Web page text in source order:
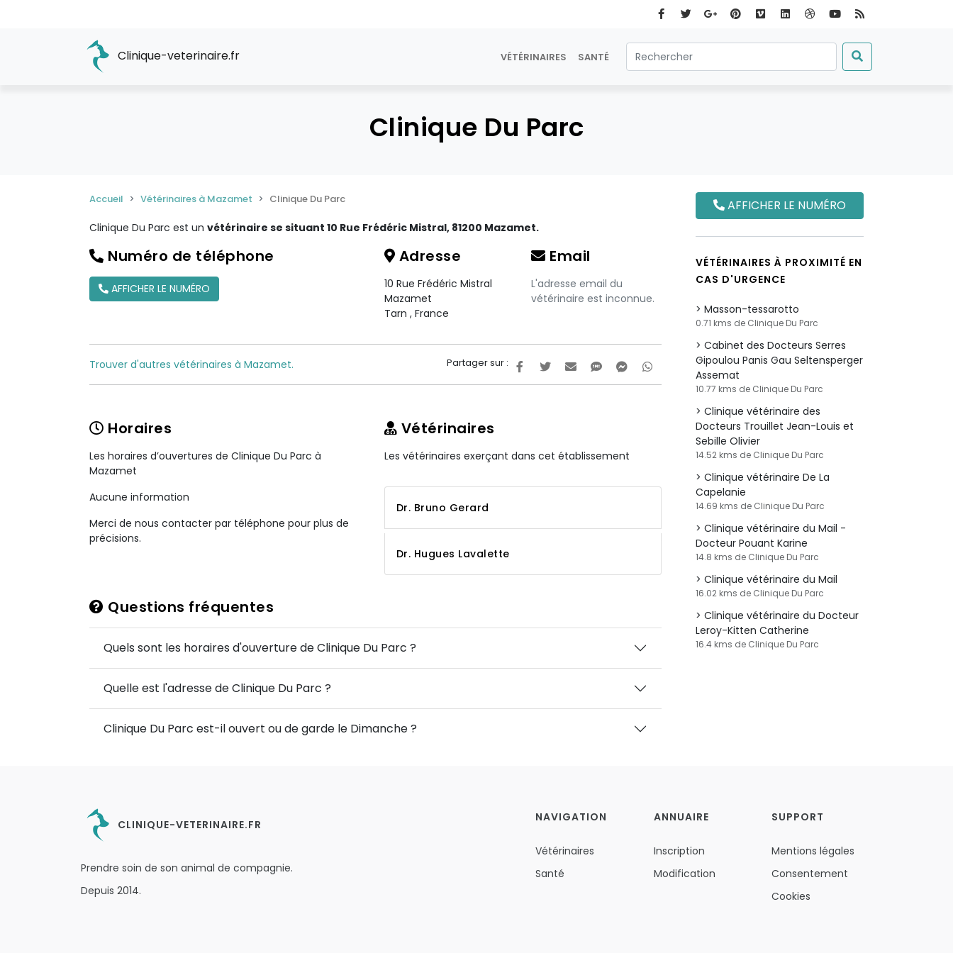
Clinique-veterinaire.fr VÉTÉRINAIRES SANTÉ
Clinique Du Parc
Accueil Vétérinaires à Mazamet Clinique Du Parc
Clinique Du Parc est un vétérinaire se situant 10 Rue Frédéric Mistral, 81200 Mazamet.
Numéro de téléphone
AFFICHER LE NUMÉRO
Adresse
10 Rue Frédéric Mistral
Mazamet
Tarn , France
Email
L'adresse email du
vétérinaire est inconnue.
Partager sur :
Trouver d'autres vétérinaires à Mazamet.
Horaires
Les horaires d’ouvertures de Clinique Du Parc à
Mazamet
Aucune information
Merci de nous contacter par téléphone pour plus de
précisions.
Vétérinaires
Les vétérinaires exerçant dans cet établissement
Dr. Bruno Gerard
Dr. Hugues Lavalette
Questions fréquentes
Quels sont les horaires d'ouverture de Clinique Du Parc ?
Quelle est l'adresse de Clinique Du Parc ?
Clinique Du Parc est-il ouvert ou de garde le Dimanche ?
AFFICHER LE NUMÉRO
VÉTÉRINAIRES À PROXIMITÉ EN
CAS D'URGENCE
Masson-tessarotto
0.71 kms de Clinique Du Parc
Cabinet des Docteurs Serres
Gipoulou Panis Gau Seltensperger
Assemat
10.77 kms de Clinique Du Parc
Clinique vétérinaire des
Docteurs Trouillet Jean-Louis et
Sebille Olivier
14.52 kms de Clinique Du Parc
Clinique vétérinaire De La
Capelanie
14.69 kms de Clinique Du Parc
Clinique vétérinaire du Mail -
Docteur Pouant Karine
14.8 kms de Clinique Du Parc
Clinique vétérinaire du Mail
16.02 kms de Clinique Du Parc
Clinique vétérinaire du Docteur
Leroy-Kitten Catherine
16.4 kms de Clinique Du Parc
CLINIQUE-VETERINAIRE.FR
Prendre soin de son animal de compagnie.
Depuis 2014.
NAVIGATION
Vétérinaires
Santé
ANNUAIRE
Inscription
Modification
SUPPORT
Mentions légales
Consentement
Cookies